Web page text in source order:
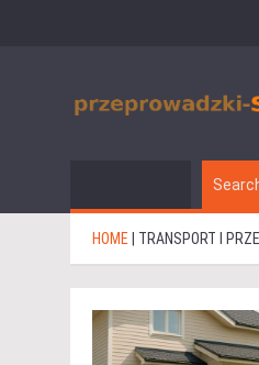
HOME TRANSPORT I